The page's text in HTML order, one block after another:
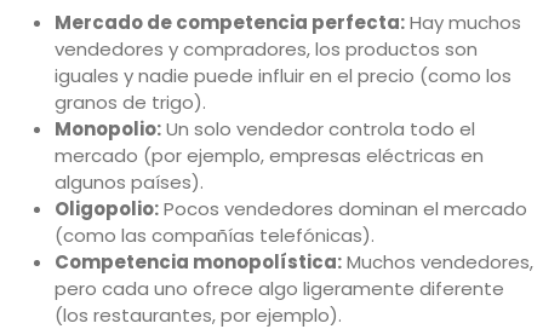
Mercado de competencia perfecta:Hay muchos
vendedores y compradores, los productos son
iguales y nadie puede influir en el precio (como los
granos de trigo).
Monopolio:Un solo vendedor controla todo el
mercado (por ejemplo, empresas eléctricas en
algunos países).
Oligopolio:Pocos vendedores dominan el mercado
(como las compañías telefónicas).
Competencia monopolística:Muchos vendedores,
pero cada uno ofrece algo ligeramente diferente
(los restaurantes, por ejemplo).